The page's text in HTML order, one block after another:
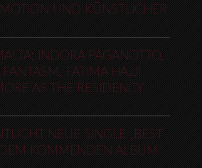
UND KÜNSTLICHER
INDORA PAGANOTTO,
FANTASM, FATIMA HAJJI
AS THE RESIDENCY
NEUE SINGLE „BEST
KOMMENDEN ALBUM